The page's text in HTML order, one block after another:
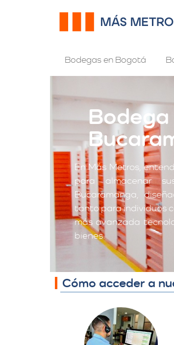
Bodegas en Bogotá
En Más Metros,
para almacenar
Bucaramanga,
tanto para individuos
más avanzada
bienes.
Cómo acceder a